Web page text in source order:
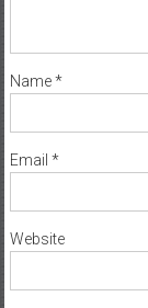
Name*
Email *
Website